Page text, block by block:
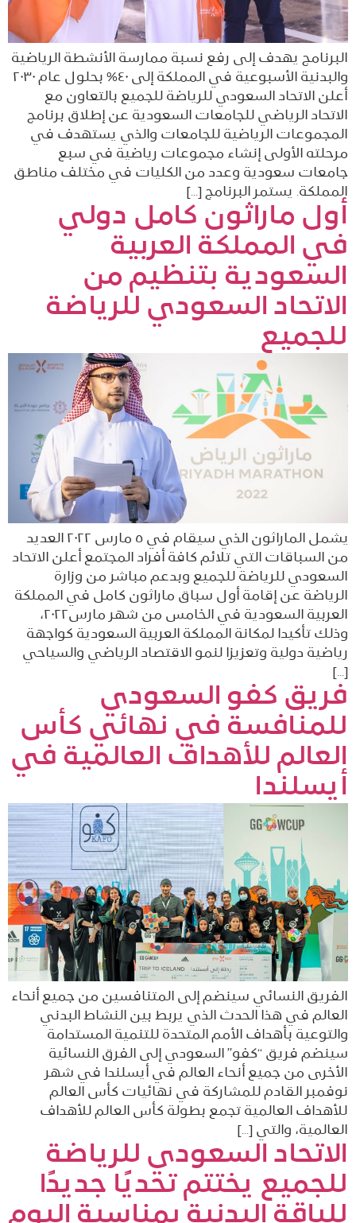
البرنامج يهدف إلى رفع نسبة ممارسة الأنشطة الرياضية
والبدنية الأسبوعية في المملكة إلى ٤٠% بحلول عام ٢٠٣٠
أعلن الاتحاد السعودي للرياضة للجميع بالتعاون مع
الاتحاد الرياضي للجامعات السعودية عن إطلاق برنامج
المجموعات الرياضية للجامعات والذي يستهدف في
مرحلته الأولى إنشاء مجموعات رياضية في سبع
جامعات سعودية وعدد من الكليات في مختلف مناطق
المملكة. يستمر البرنامج […]
أول ماراثون كامل دولي
في المملكة العربية
السعودية بتنظيم من
الاتحاد السعودي للرياضة
للجميع
يشمل الماراثون الذي سيقام في ٥ مارس ٢٠٢٢ العديد
من السباقات التي تلائم كافة أفراد المجتمع أعلن الاتحاد
السعودي للرياضة للجميع وبدعم مباشر من وزارة
الرياضة عن إقامة أول سباق ماراثون كامل في المملكة
العربية السعودية في الخامس من شهر مارس٢٠٢٢،
وذلك تأكيدا لمكانة المملكة العربية السعودية كواجهة
رياضية دولية وتعزيزا لنمو الاقتصاد الرياضي والسياحي
[…]
فريق كفو السعودي
للمنافسة في نهائي كأس
العالم للأهداف العالمية في
أيسلندا
الفريق النسائي سينضم إلى المتنافسين من جميع أنحاء
العالم في هذا الحدث الذي يربط بين النشاط البدني
والتوعية بأهداف الأمم المتحدة للتنمية المستدامة
سينضم فريق “كفو” السعودي إلى الفرق النسائية
الأخرى من جميع أنحاء العالم في أيسلندا في شهر
نوفمبر القادم للمشاركة في نهائيات كأس العالم
للأهداف العالمية تجمع بطولة كأس العالم للأهداف
العالمية، والتي […]
الاتحاد السعودي للرياضة
للجميع يختتم تحديًا جديدًا
للياقة البدنية بمناسبة اليوم